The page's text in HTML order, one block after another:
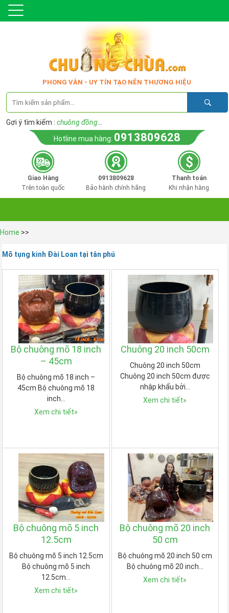
PHONG VÂN - UY TÍN TẠO NÊN THƯƠNG HIỆU
Gợi ý tìm kiếm : chuông đồng
Hotline mua hàng: 0913809628
Giao Hàng
Trên toàn quốc
0913809628
Bảo hành chính hãng
Thanh toán
Khi nhận hàng
Home >>
Mõ tụng kinh Đài Loan tại tân phú
Bộ chuông mõ 18 inch
– 45cm
Bộ chuông mõ 18 inch –
45cm Bộ chuông mõ 18
inch…
Xem chi tiết»
Chuông 20 inch 50cm
Chuông 20 inch 50cm
Chuông 20 inch 50cm được
nhập khẩu bởi…
Xem chi tiết»
Bộ chuông mõ 5 inch
12.5cm
Bộ chuông mõ 5 inch 12.5cm
Bộ chuông mõ 5 inch
12.5cm…
Xem chi tiết»
Bộ chuông mõ 20 inch
50 cm
Bộ chuông mõ 20 inch 50 cm
Bộ chuông mõ 20 inch…
Xem chi tiết»